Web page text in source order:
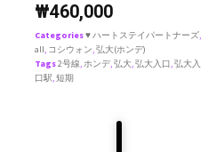
₩460,000
Categories♥ ハートステイパートナーズ,
all, コシウォン,弘大(ホンデ)
Tags2号線,ホンデ,弘大,弘大入口,弘大入
口駅,短期